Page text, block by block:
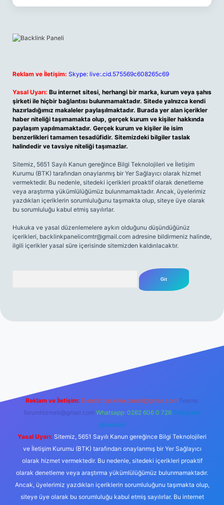
Reklam ve İletişim: Skype: live:.cid.575569c608265c69
Yasal Uyarı: Bu internet sitesi, herhangi bir marka, kurum veya şahıs
şirketi ile hiçbir bağlantısı bulunmamaktadır. Sitede yalnızca kendi
hazırladığımız makaleler paylaşılmaktadır. Burada yer alan içerikler
haber niteliği taşımamakta olup, gerçek kurum ve kişiler hakkında
paylaşım yapılmamaktadır. Gerçek kurum ve kişiler ile isim
benzerlikleri tamamen tesadüfidir. Sitemizdeki bilgiler taslak
halindedir ve tavsiye niteliği taşımazlar.
Sitemiz, 5651 Sayılı Kanun gereğince Bilgi Teknolojileri ve İletişim
Kurumu (BTK) tarafından onaylanmış bir Yer Sağlayıcı olarak hizmet
vermektedir. Bu nedenle, sitedeki içerikleri proaktif olarak denetleme
veya araştırma yükümlülüğümüz bulunmamaktadır. Ancak, üyelerimiz
yazdıkları içeriklerin sorumluluğunu taşımakta olup, siteye üye olarak
bu sorumluluğu kabul etmiş sayılırlar.
Hukuka ve yasal düzenlemelere aykırı olduğunu düşündüğünüz
içerikleri, backlinkpanelicomtr@gmail.com adresine bildirmeniz halinde,
ilgili içerikler yasal süre içerisinde sitemizden kaldırılacaktır.
Reklam ve İletişim: E-mail: backlinkpaneli@gmail.com Teams:
forumhizmeti@gmail.com Whatsapp: 0262 606 0 726 Telegram:
@karabul
Yasal Uyarı: Sitemiz, 5651 Sayılı Kanun gereğince Bilgi Teknolojileri
ve İletişim Kurumu (BTK) tarafından onaylanmış bir Yer Sağlayıcı
olarak hizmet vermektedir. Bu nedenle, sitedeki içerikleri proaktif
olarak denetleme veya araştırma yükümlülüğümüz bulunmamaktadır.
Ancak, üyelerimiz yazdıkları içeriklerin sorumluluğunu taşımakta olup,
siteye üye olarak bu sorumluluğu kabul etmiş sayılırlar. Bu internet